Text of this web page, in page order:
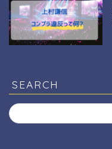
SEARCH